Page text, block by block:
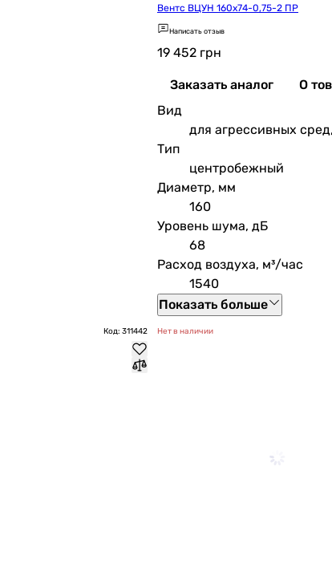
Вентс ВЦУН 160х74-0,75-2 ПР
Написать отзыв
19 452 грн
Заказать аналог
О
Вид
для агрессивных
Тип
центробежный
Диаметр, мм
160
Уровень шума, дБ
68
Расход воздуха, м³/час
1540
Показать больше
Код: 311442 Нет в наличии